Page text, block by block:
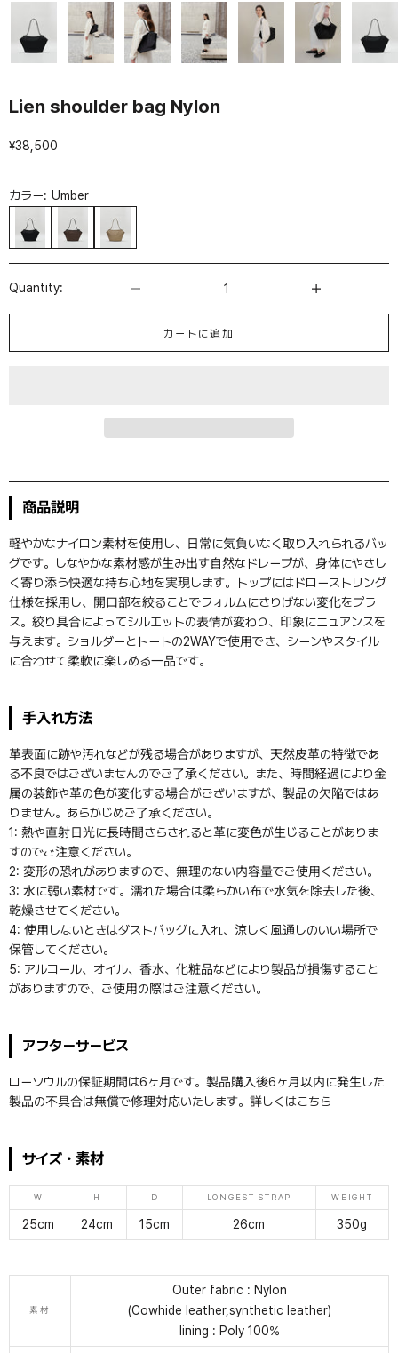
Lien shoulder bag Nylon
セール価格
¥38,500
カラー: Umber
Black
Umber Burnt ochre
Quantity:数量を減らす 数量を増やす
カートに追加
商品説明
軽やかなナイロン素材を使用し、日常に気負いなく取り入れられるバッ
グです。しなやかな素材感が生み出す自然なドレープが、身体にやさし
く寄り添う快適な持ち心地を実現します。トップにはドローストリング
仕様を採用し、開口部を絞ることでフォルムにさりげない変化をプラ
ス。絞り具合によってシルエットの表情が変わり、印象にニュアンスを
与えます。ショルダーとトートの2WAYで使用でき、シーンやスタイル
に合わせて柔軟に楽しめる一品です。
手入れ方法
革表面に跡や汚れなどが残る場合がありますが、天然皮革の特徴であ
る不良ではございませんのでご了承ください。また、時間経過により金
属の装飾や革の色が変化する場合がございますが、製品の欠陥ではあ
りません。あらかじめご了承ください。
1: 熱や直射日光に長時間さらされると革に変色が生じることがありま
すのでご注意ください。
2: 変形の恐れがありますので、無理のない内容量でご使用ください。
3: 水に弱い素材です。濡れた場合は柔らかい布で水気を除去した後、
乾燥させてください。
4: 使用しないときはダストバッグに入れ、涼しく風通しのいい場所で
保管してください。
5: アルコール、オイル、香水、化粧品などにより製品が損傷すること
がありますので、ご使用の際はご注意ください。
アフターサービス
ローソウルの保証期間は6ヶ月です。製品購入後6ヶ月以内に発生した
製品の不具合は無償で修理対応いたします。詳しくはこちら
サイズ・素材
W H D LONGEST STRAP WEIGHT
25cm 24cm 15cm 26cm 350g
素材
Outer fabric : Nylon
(Cowhide leather,synthetic leather)
lining : Poly 100%